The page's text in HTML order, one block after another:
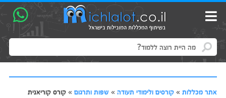
אתר מכללות» קורסים ולימודי תעודה» שפות ותרגום» קורס קוריאנית